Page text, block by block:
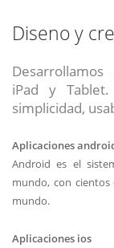
Diseno y
iPad y
simplicidad,
Aplicaciones
Android es el
mundo, con
mundo.
Aplicaciones ios